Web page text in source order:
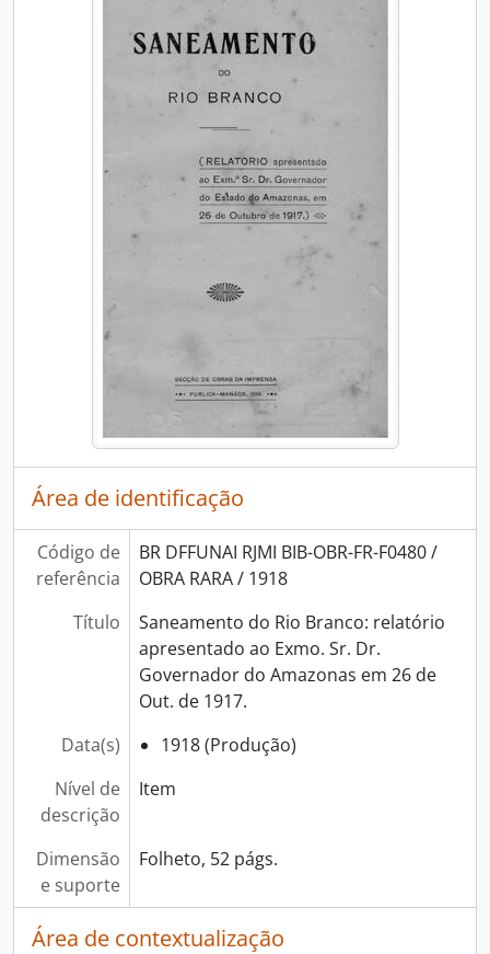
Área de identificação
Código de
referência
BR DFFUNAI RJMI BIB-OBR-FR-F0480 /
OBRA RARA / 1918
Título
Saneamento do Rio Branco: relatório
apresentado ao Exmo. Sr. Dr.
Governador do Amazonas em 26 de
Out. de 1917.
Data(s)
1918 (Produção)
Nível de
descrição
Item
Dimensão
e suporte
Folheto, 52 págs.
Área de contextualização